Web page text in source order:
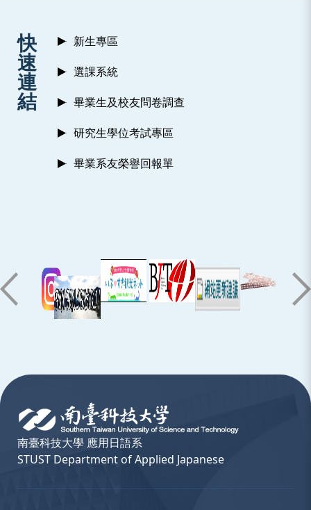
快
速
連
結
新生專區
選課系統
畢業生及校友問卷調查
研究生學位考試專區
畢業系友榮譽回報單
南臺科技大學 應用日語系
STUST Department of Applied Japanese